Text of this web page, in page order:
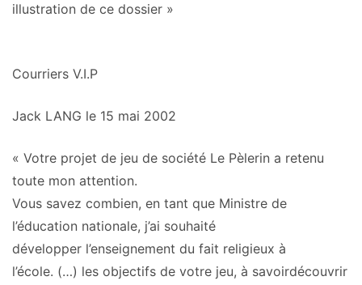
illustration de ce dossier »
Courriers V.I.P
Jack LANG le 15 mai 2002
« Votre projet de jeu de société Le Pèlerin a retenu
toute mon attention.
Vous savez combien, en tant que Ministre de
l’éducation nationale, j’ai souhaité
développer l’enseignement du fait religieux à
l’école. (…) les objectifs de votre jeu, à savoirdécouvrir